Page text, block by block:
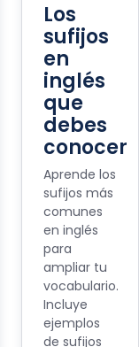
Los
sufijos
en
inglés
que
debes
conocer
Aprende los
sufijos más
comunes
en inglés
para
ampliar tu
vocabulario.
Incluye
ejemplos
de sufijos